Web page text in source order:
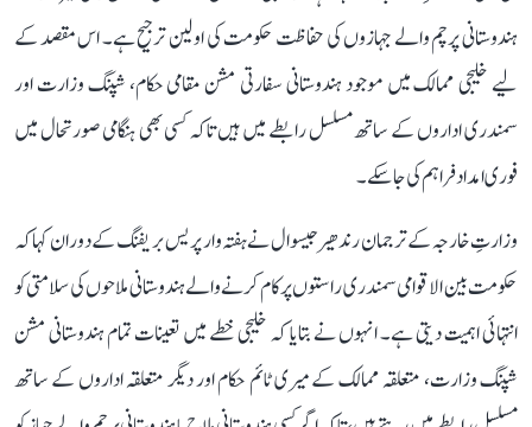
ہندوستانی پرچم والے جہازوں کی حفاظت حکومت کی اولین ترجیح ہے۔ اس مقصد کے
لیے خلیجی ممالک میں موجود ہندوستانی سفارتی مشن مقامی حکام، شپنگ وزارت اور
سمندری اداروں کے ساتھ مسلسل رابطے میں ہیں تاکہ کسی بھی ہنگامی صورتحال میں
فوری امداد فراہم کی جا سکے۔
وزارتِ خارجہ کے ترجمان رندھیر جیسوال نے ہفتہ وار پریس بریفنگ کے دوران کہا کہ
حکومت بین الاقوامی سمندری راستوں پر کام کرنے والے ہندوستانی ملاحوں کی سلامتی کو
انتہائی اہمیت دیتی ہے۔ انہوں نے بتایا کہ خلیجی خطے میں تعینات تمام ہندوستانی مشن
شپنگ وزارت، متعلقہ ممالک کے میری ٹائم حکام اور دیگر متعلقہ اداروں کے ساتھ